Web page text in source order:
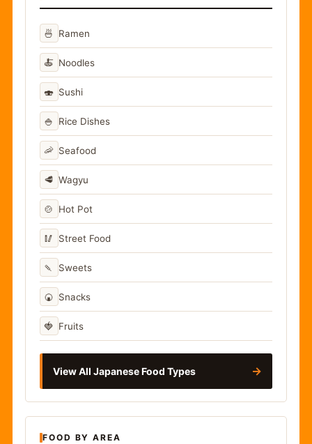
🍜 Ramen
🍝 Noodles
🍣 Sushi
🍚 Rice Dishes
🦐 Seafood
🥩 Wagyu
🍲 Hot Pot
🥢 Street Food
🍡 Sweets
🍘 Snacks
🍓 Fruits
View All Japanese Food Types →
FOOD BY AREA